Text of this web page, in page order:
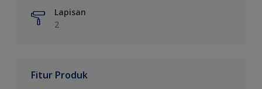
Lapisan
2
Fitur Produk